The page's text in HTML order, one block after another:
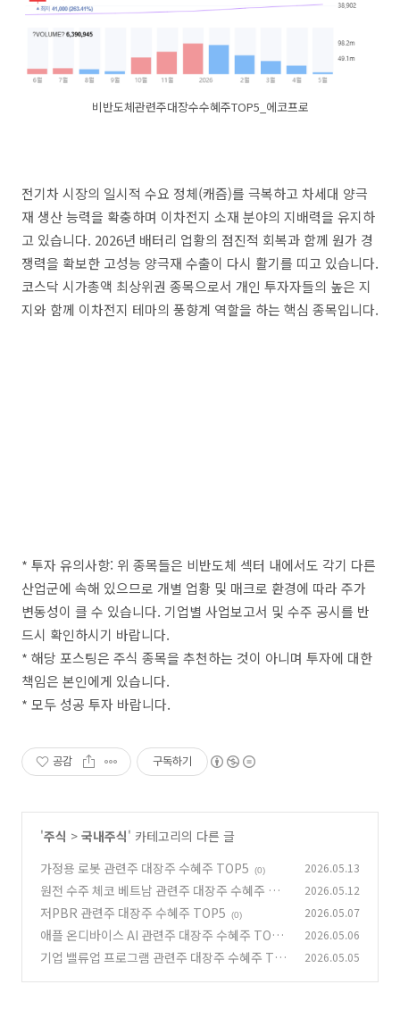
비반도체관련주대장수수혜주TOP5_에코프로
전기차 시장의 일시적 수요 정체(캐즘)를 극복하고 차세대 양극
재 생산 능력을 확충하며 이차전지 소재 분야의 지배력을 유지하
고 있습니다. 2026년 배터리 업황의 점진적 회복과 함께 원가 경
쟁력을 확보한 고성능 양극재 수출이 다시 활기를 띠고 있습니다.
코스닥 시가총액 최상위권 종목으로서 개인 투자자들의 높은 지
지와 함께 이차전지 테마의 풍향계 역할을 하는 핵심 종목입니다.
* 투자 유의사항: 위 종목들은 비반도체 섹터 내에서도 각기 다른
산업군에 속해 있으므로 개별 업황 및 매크로 환경에 따라 주가
변동성이 클 수 있습니다. 기업별 사업보고서 및 수주 공시를 반
드시 확인하시기 바랍니다.
* 해당 포스팅은 주식 종목을 추천하는 것이 아니며 투자에 대한
책임은 본인에게 있습니다.
* 모두 성공 투자 바랍니다.
공감 구독하기
'주식 > 국내주식' 카테고리의 다른 글
가정용 로봇 관련주 대장주 수혜주 TOP5
(0) 2026.05.13
원전 수주 체코 베트남 관련주 대장주 수혜주 TO
P5 (0)
2026.05.12
저PBR 관련주 대장주 수혜주 TOP5 (0) 2026.05.07
애플 온디바이스 AI 관련주 대장주 수혜주 TOP5
(0)
2026.05.06
기업 밸류업 프로그램 관련주 대장주 수혜주 TO
2026.05.05